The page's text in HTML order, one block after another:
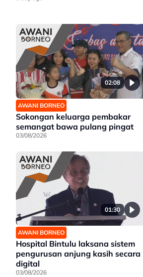
02:08
AWANI BORNEO
Sokongan keluarga pembakar
semangat bawa pulang pingat
03/08/2026
01:30
AWANI BORNEO
Hospital Bintulu laksana sistem
pengurusan anjung kasih secara
digital
03/08/2026